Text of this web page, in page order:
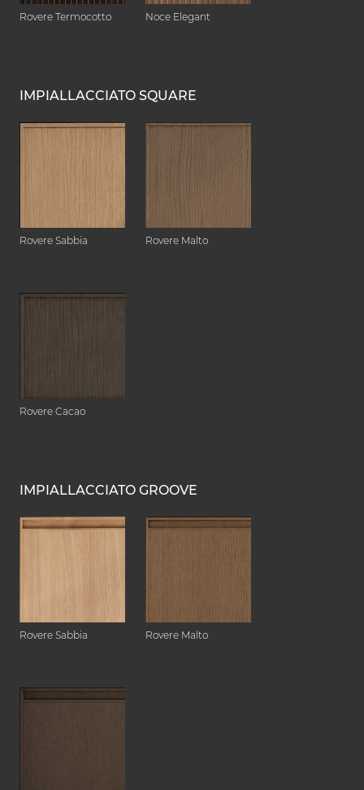
Rovere Termocotto Noce Elegant
IMPIALLACCIATO SQUARE
Rovere Sabbia Rovere Malto
Rovere Cacao
IMPIALLACCIATO GROOVE
Rovere Sabbia Rovere Malto